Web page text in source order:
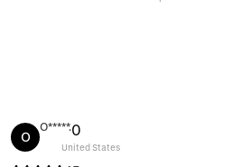
O
O*****.0
United States